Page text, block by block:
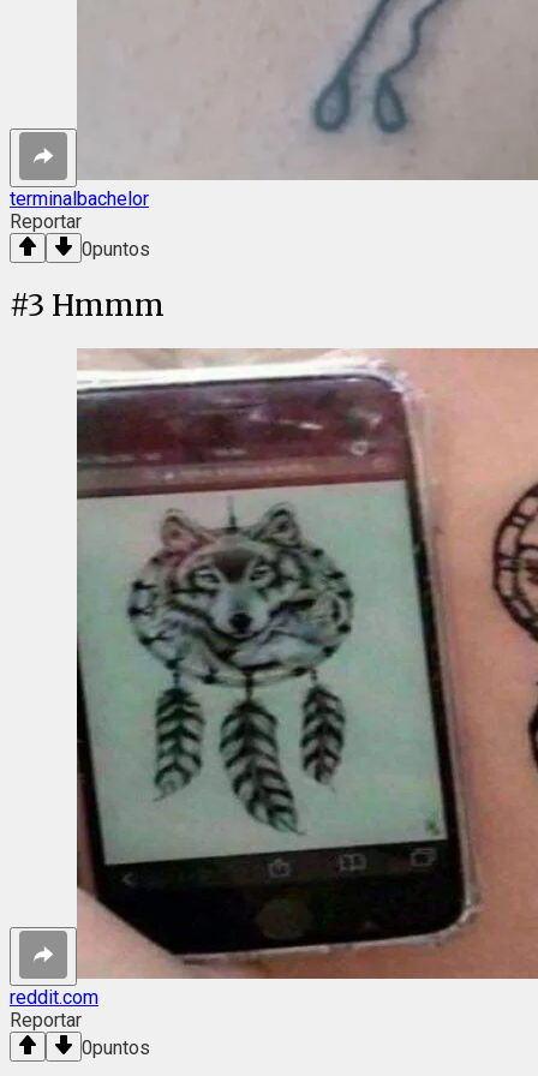
terminalbachelor
Reportar
0puntos
#3 Hmmm
reddit.com
Reportar
0puntos